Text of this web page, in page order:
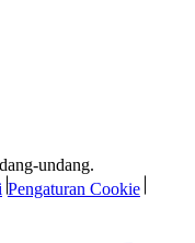
undang.
Pengaturan Cookie